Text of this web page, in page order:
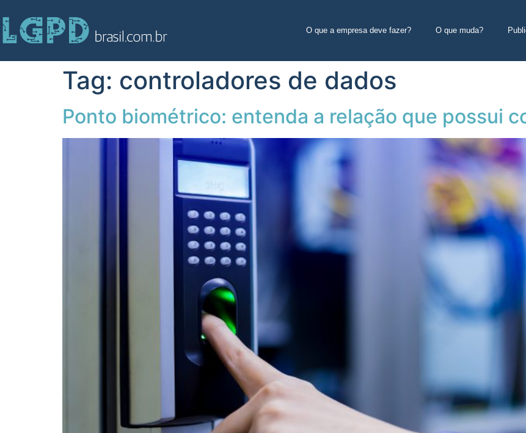
O que a empresa deve fazer? O que muda?
Tag: controladores de dados
Ponto biométrico: entenda a relação que possui